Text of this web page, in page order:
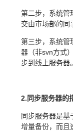
第二步，系统管
交由市场部的同
第三步，系统管
器（非svn方式
步到线上服务器。
2.同步服务器的
同步服务器是
增量备份，而且